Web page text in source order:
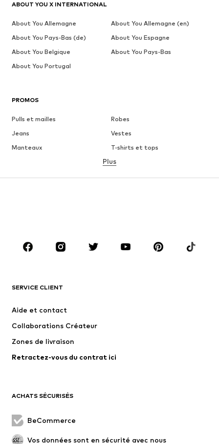
PROMOS
Pulls et mailles
Robes
Jeans
Vestes
Manteaux
T-shirts et tops
Lingerie
Jupes
Blouses et tuniques
Accessoires
Premium
Nouveautés
Lingerie
Manteaux
Jupes
Occasions spéciales
Plus
SERVICE CLIENT
Aide et contact
Collaborations Créateur
Zones de livraison
Retractez-vous du contrat ici
ACHATS SÉCURISÉS
BeCommerce
Vos données sont en sécurité avec nous
ABOUT YOU X INTERNATIONAL
About You Allemagne
About You Allemagne (en)
About You Pays-Bas (de)
About You Espagne
About You Belgique
About You Pays-Bas
About You Portugal